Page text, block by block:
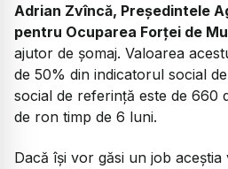
Adrian Zvîncă, Președintele
pentru Ocuparea Forței de
ajutor de șomaj. Valoarea
de 50% din indicatorul social
social de referință este de 660
de ron timp de 6 luni.
Dacă își vor găsi un job